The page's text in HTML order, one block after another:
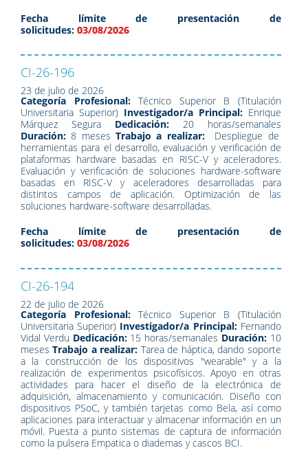
Fecha límite de presentación de
solicitudes: 03/08/2026
CI-26-196
23 de julio de 2026
Categoría Profesional:Técnico Superior B (Titulación
Universitaria Superior) Investigador/a Principal: Enrique
Márquez Segura Dedicación: 20 horas/semanales
Duración:8 meses Trabajo a realizar:
Despliegue de
herramientas para el desarrollo, evaluación y verificación de
plataformas hardware basadas en RISC-V y aceleradores.
Evaluación y verificación de soluciones hardware-software
basadas en RISC-V y aceleradores desarrolladas para
distintos campos de aplicación. Optimización de las
soluciones hardware-software desarrolladas.
Fecha límite de presentación de
solicitudes: 03/08/2026
CI-26-194
22 de julio de 2026
Categoría Profesional:Técnico Superior B (Titulación
Universitaria Superior) Investigador/a Principal: Fernando
Vidal Verdu Dedicación: 15 horas/semanales Duración: 10
mesesTrabajo a realizar: Tarea de háptica, dando soporte
a la construcción de los dispositivos "wearable" y a la
realización de experimentos psicofísicos. Apoyo en otras
actividades para hacer el diseño de la electrónica de
adquisición, almacenamiento y comunicación. Diseño con
dispositivos PSoC, y también tarjetas como Bela, así como
aplicaciones para interactuar y almacenar información en un
móvil. Puesta a punto sistemas de captura de información
como la pulsera Empatica o diademas y cascos BCI.